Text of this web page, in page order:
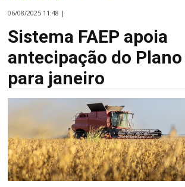
06/08/2025 11:48 |
Sistema FAEP apoia
antecipação do
para janeiro